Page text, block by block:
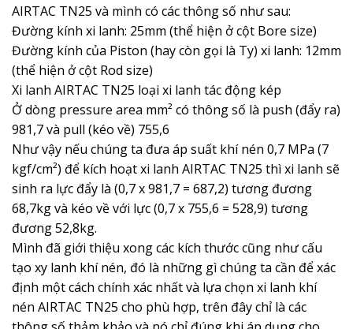
AIRTAC TN25 và mình có các thông số như sau:
Đường kính xi lanh: 25mm (thể hiện ở cột Bore size)
Đường kính của Piston (hay còn gọi là Ty) xi lanh: 12mm
(thể hiện ở cột Rod size)
Xi lanh AIRTAC TN25 loại xi lanh tác động kép
Ở dòng pressure area mm² có thông số là push (đẩy ra)
981,7 và pull (kéo về) 755,6
Như vậy nếu chúng ta đưa áp suất khí nén 0,7 MPa (7
kgf/cm²) để kích hoạt xi lanh AIRTAC TN25 thì xi lanh sẽ
sinh ra lực đẩy là (0,7 x 981,7 = 687,2) tương đương
68,7kg và kéo về với lực (0,7 x 755,6 = 528,9) tương
đương 52,8kg.
Mình đã giới thiệu xong các kích thước cũng như cấu
tạo xy lanh khí nén, đó là những gì chúng ta cần để xác
định một cách chính xác nhất và lựa chọn xi lanh khí
nén AIRTAC TN25 cho phù hợp, trên đây chỉ là các